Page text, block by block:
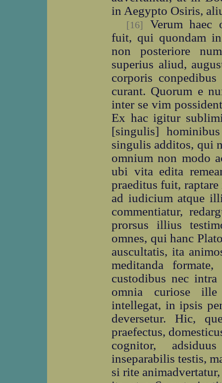
in Aegypto Osiris,
[16]
Verum haec
fuit, qui quondam
non posteriore
superius aliud,
corporis
curant. Quorum e
inter se vim
Ex hac igitur
[singulis]
singulis additos, qui
omnium non modo
ubi vita edita
praeditus fuit,
ad iudicium atque
commentiatur,
prorsus illius
omnes, qui hanc
auscultatis, ita
meditanda
custodibus nec
omnia curiose
intellegat, in ipsis
deversetur. Hic,
praefectus,
cognitor,
inseparabilis testis,
si rite